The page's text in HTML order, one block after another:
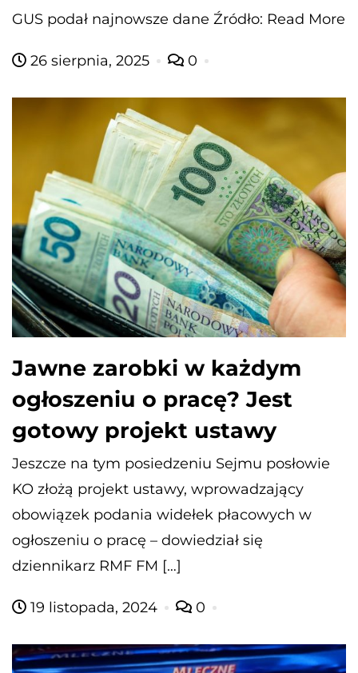
GUS podał najnowsze dane Źródło: Read More
26 sierpnia, 2025 0
​Jawne zarobki w każdym
ogłoszeniu o pracę? Jest
gotowy projekt ustawy
Jeszcze na tym posiedzeniu Sejmu posłowie
KO złożą projekt ustawy, wprowadzający
obowiązek podania widełek płacowych w
ogłoszeniu o pracę – dowiedział się
dziennikarz RMF FM […]
19 listopada, 2024 0